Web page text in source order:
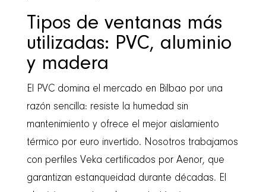
Tipos de ventanas más
utilizadas: PVC, aluminio
y madera
El PVC domina el mercado en Bilbao por una
razón sencilla: resiste la humedad sin
mantenimiento y ofrece el mejor aislamiento
térmico por euro invertido. Nosotros trabajamos
con perfiles Veka certificados por Aenor, que
garantizan estanqueidad durante décadas. El